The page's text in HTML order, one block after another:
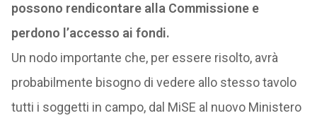
possono rendicontare alla Commissione e
perdono l’accesso ai fondi.
Un nodo importante che, per essere risolto, avrà
probabilmente bisogno di vedere allo stesso tavolo
tutti i soggetti in campo, dal MiSE al nuovo Ministero